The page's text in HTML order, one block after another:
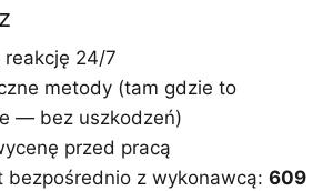
reakcję 24/7
metody (tam gdzie to
— bez uszkodzeń)
przed pracą
bezpośrednio z wykonawcą: 609